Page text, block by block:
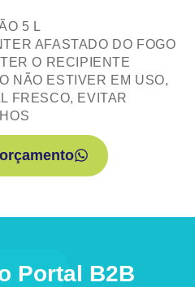
5 L
AFASTADO DO FOGO
O RECIPIENTE
NÃO ESTIVER EM USO,
FRESCO, EVITAR
Portal B2B